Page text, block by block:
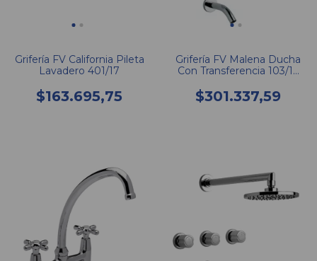
Grifería FV California Pileta
Lavadero 401/17
$163.695,75
Grifería FV Malena Ducha
Con Transferencia 103/16
$301.337,59